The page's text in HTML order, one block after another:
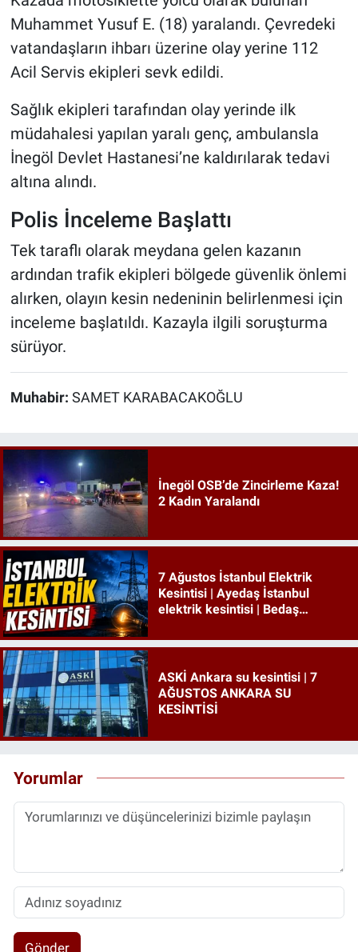
Muhammet Yusuf E. (18) yaralandı. Çevredeki
vatandaşların ihbarı üzerine olay yerine 112
Acil Servis ekipleri sevk edildi.
Sağlık ekipleri tarafından olay yerinde ilk
müdahalesi yapılan yaralı genç, ambulansla
İnegöl Devlet Hastanesi’ne kaldırılarak tedavi
altına alındı.
Polis İnceleme Başlattı
Tek taraflı olarak meydana gelen kazanın
ardından trafik ekipleri bölgede güvenlik önlemi
alırken, olayın kesin nedeninin belirlenmesi için
inceleme başlatıldı. Kazayla ilgili soruşturma
sürüyor.
Muhabir: SAMET KARABACAKOĞLU
İnegöl OSB’de Zincirleme Kaza!
2 Kadın Yaralandı
7 Ağustos İstanbul Elektrik
Kesintisi | Ayedaş İstanbul
elektrik kesintisi | Bedaş
ASKİ Ankara su kesintisi | 7
AĞUSTOS ANKARA SU
KESİNTİSİ
Yorumlar
Gönder